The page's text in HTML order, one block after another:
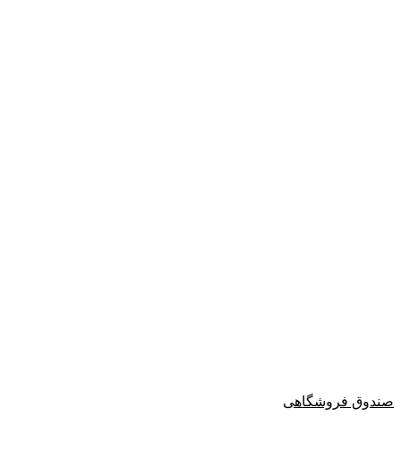
صندوق فروشگاهی